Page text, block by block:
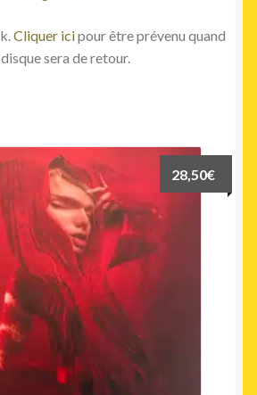
Cliquer icipour être prévenu quand
sera de retour.
28,50€